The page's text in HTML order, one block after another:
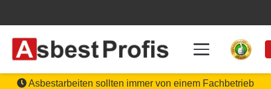
Asbestarbeiten sollten immer von einem Fachbetrieb